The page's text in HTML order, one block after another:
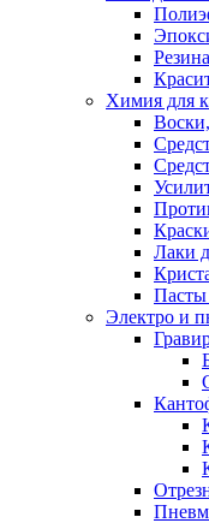
Химия для
Лаки
Пасты
Электро и